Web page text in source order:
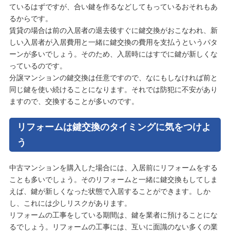
ているはずですが、合い鍵を作るなどしてもっているおそれもあ
るからです。
賃貸の場合は前の入居者の退去後すぐに鍵交換がおこなわれ、新
しい入居者が入居費用と一緒に鍵交換の費用を支払うというパタ
ーンが多いでしょう。そのため、入居時にはすでに鍵が新しくな
っているのです。
分譲マンションの鍵交換は任意ですので、なにもしなければ前と
同じ鍵を使い続けることになります。それでは防犯に不安があり
ますので、交換することが多いのです。
リフォームは鍵交換のタイミングに気をつけよ
う
中古マンションを購入した場合には、入居前にリフォームをする
ことも多いでしょう。そのリフォームと一緒に鍵交換もしてしま
えば、鍵が新しくなった状態で入居することができます。しか
し、これには少しリスクがあります。
リフォームの工事をしている期間は、鍵を業者に預けることにな
るでしょう。リフォームの工事には、互いに面識のない多くの業